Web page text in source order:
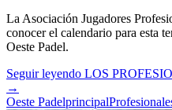
La Asociación Jugadores
conocer el calendario para esta
Oeste Padel.
Seguir leyendo LOS
→
Oeste Padelprincipal